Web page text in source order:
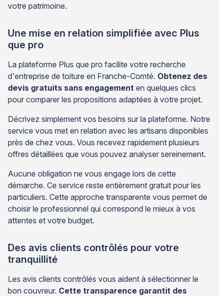
votre patrimoine.
Une mise en relation simplifiée avec Plus
que pro
La plateforme Plus que pro facilite votre recherche
d'entreprise de toiture en Franche-Comté. Obtenez des
devis gratuits sans engagement en quelques clics
pour comparer les propositions adaptées à votre projet.
Décrivez simplement vos besoins sur la plateforme. Notre
service vous met en relation avec les artisans disponibles
près de chez vous. Vous recevez rapidement plusieurs
offres détaillées que vous pouvez analyser sereinement.
Aucune obligation ne vous engage lors de cette
démarche. Ce service reste entièrement gratuit pour les
particuliers. Cette approche transparente vous permet de
choisir le professionnel qui correspond le mieux à vos
attentes et votre budget.
Des avis clients contrôlés pour votre
tranquillité
Les avis clients contrôlés vous aident à sélectionner le
bon couvreur. Cette transparence garantit des